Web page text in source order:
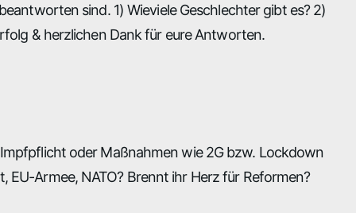
sind. 1) Wieviele Geschlechter gibt es? 2)
& herzlichen Dank für eure Antworten.
oder Maßnahmen wie 2G bzw. Lockdown
EU-Armee, NATO? Brennt ihr Herz für Reformen?